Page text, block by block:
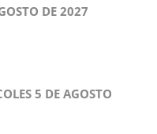
DE 2027
5 DE AGOSTO